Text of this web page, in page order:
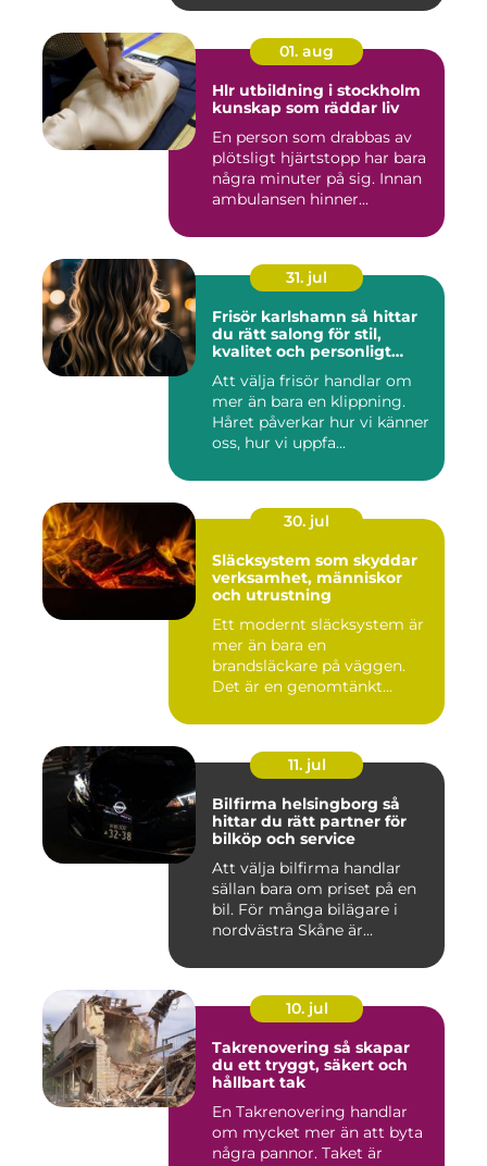
01. aug
Hlr utbildning i stockholm
kunskap som räddar liv
En person som drabbas av
plötsligt hjärtstopp har bara
några minuter på sig. Innan
ambulansen hinner...
31. jul
Frisör karlshamn så hittar
du rätt salong för stil,
kvalitet och personligt
Att välja frisör handlar om
mer än bara en klippning.
Håret påverkar hur vi känner
oss, hur vi uppfa...
30. jul
Släcksystem som skyddar
verksamhet, människor
och utrustning
Ett modernt släcksystem är
mer än bara en
brandsläckare på väggen.
Det är en genomtänkt
11. jul
Bilfirma helsingborg så
hittar du rätt partner för
bilköp och service
Att välja bilfirma handlar
sällan bara om priset på en
bil. För många bilägare i
nordvästra Skåne är...
10. jul
Takrenovering så skapar
du ett tryggt, säkert och
hållbart tak
En Takrenovering handlar
om mycket mer än att byta
några pannor. Taket är